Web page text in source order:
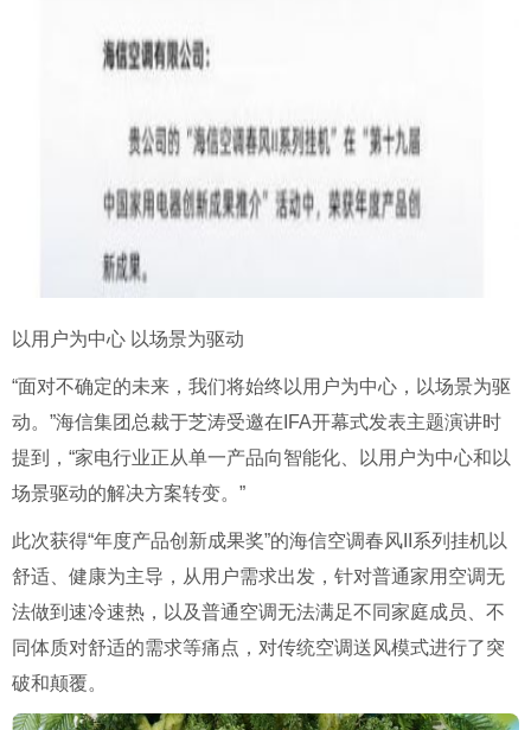
以用户为中心 以场景为驱动
“面对不确定的未来，我们将始终以用户为中心，以场景为驱
动。”海信集团总裁于芝涛受邀在IFA开幕式发表主题演讲时
提到，“家电行业正从单一产品向智能化、以用户为中心和以
场景驱动的解决方案转变。”
此次获得“年度产品创新成果奖”的海信空调春风II系列挂机以
舒适、健康为主导，从用户需求出发，针对普通家用空调无
法做到速冷速热，以及普通空调无法满足不同家庭成员、不
同体质对舒适的需求等痛点，对传统空调送风模式进行了突
破和颠覆。